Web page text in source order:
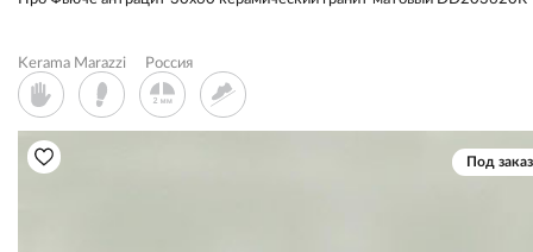
Kerama Marazzi Россия
Под заказ